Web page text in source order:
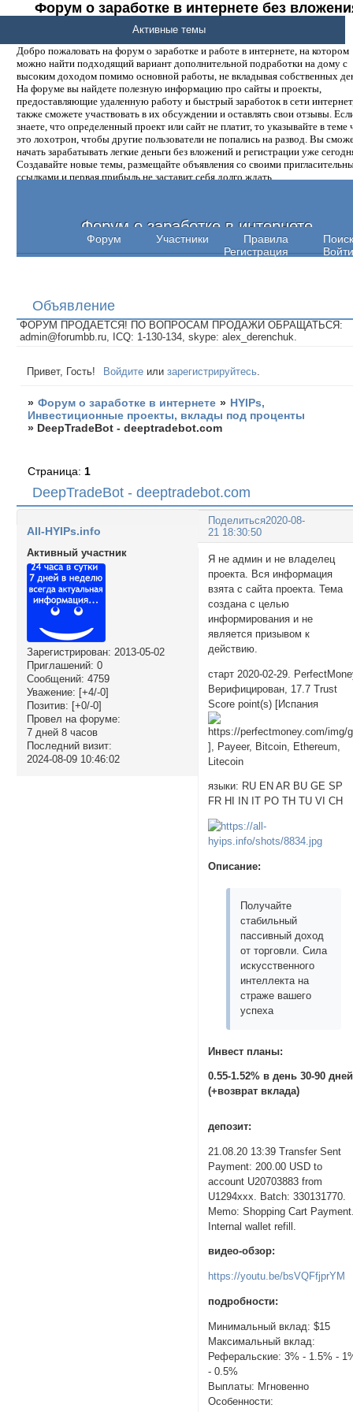
Форум о заработке в интернете без
денег.
Добро пожаловать на форум о заработке и работе в интернете, на котором
можно найти подходящий вариант дополнительной подработки на дому с
высоким доходом помимо основной работы, не вкладывая собственных
На форуме вы найдете полезную информацию про сайты и проекты,
предоставляющие удаленную работу и быстрый заработок в сети
также сможете участвовать в их обсуждении и оставлять свои отзывы.
знаете, что определенный проект или сайт не платит, то указывайте в теме
это лохотрон, чтобы другие пользователи не попались на развод. Вы
начать зарабатывать легкие деньги без вложений и регистрации уже
Создавайте новые темы, размещайте объявления со своими
ссылками и первая прибыль не заставит себя долго ждать.
Форум о заработке в интернете
Форум Участники Правила
Поиск
Регистрация
Войти
Активные темы
Объявление
ФОРУМ ПРОДАЕТСЯ! ПО ВОПРОСАМ ПРОДАЖИ ОБРАЩАТЬСЯ:
admin@forumbb.ru, ICQ: 1-130-134, skype: alex_derenchuk.
Привет, Гость! Войдите илизарегистрируйтесь
» Форум о заработке в интернете » HYIPs,
Инвестиционные проекты, вклады под проценты
» DeepTradeBot - deeptradebot.com
DeepTradeBot - deeptradebot.com
Страница: 1
Поделиться2020-08-
21 18:30:50
All-HYIPs.info
Активный участник
Зарегистрирован: 2013-05-02
Приглашений: 0
Сообщений: 4759
Уважение: [+4/-0]
Позитив: [+0/-0]
Провел на форуме:
7 дней 8 часов
Последний визит:
2024-08-09 10:46:02
Я не админ и не владелец
проекта. Вся информация
взята с сайта проекта. Тема
создана с целью
информирования и не
является призывом к
действию.
старт 2020-02-29.
Верифицирован, 17.7 Trust
Score point(s) [Испания
], Payeer, Bitcoin, Ethereum,
Litecoin
языки: RU EN AR BU GE SP
FR HI IN IT PO TH TU VI CH
Описание:
Получайте
стабильный
пассивный доход
от торговли. Сила
искусственного
интеллекта на
страже вашего
успеха
Инвест планы:
0.55-1.52% в день 30-90 дней
(+возврат вклада)
депозит:
21.08.20 13:39 Transfer Sent
Payment: 200.00 USD to
account U20703883 from
U1294xxx. Batch: 330131770.
Memo: Shopping Cart
Internal wallet refill.
видео-обзор:
https://youtu.be/bsVQFfjprYM
подробности:
Минимальный вклад: $15
Максимальный вклад:
Реферальские: 3% - 1.5% -
- 0.5%
Выплаты: Мгновенно
Особенности: